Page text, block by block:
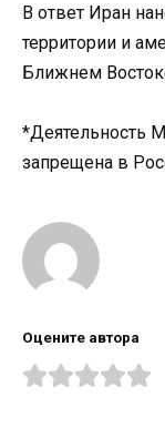
В ответ Иран
территории и
Ближнем
*Деятельность
запрещена в
Оцените автора